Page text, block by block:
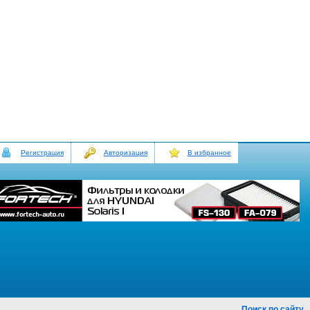
Регистрация Авторизация В избранное